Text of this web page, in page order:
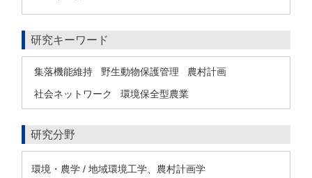
研究キーワード
集落機能維持 野生動物保護管理
農村計画
社会ネットワーク
環境保全型農業
研究分野
環境・農学 / 地域環境工学、農村計画学